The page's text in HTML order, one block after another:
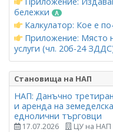
бележки
Калкулатор: Кое е
Приложение: Място
услуги (чл. 20б-24
Становища на НАП
НАП: Данъчно
и аренда на
еднолични търговци
17.07.2026 ЦУ на НАП